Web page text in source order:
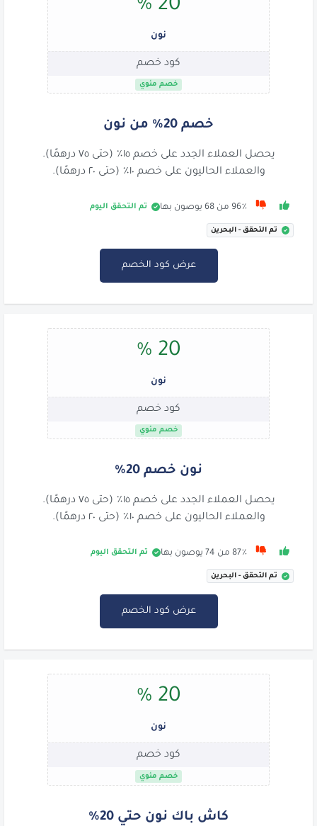
20 %
نون
كود خصم
خصم مئوي
خصم 20% من نون
يحصل العملاء الجدد على خصم ١٥٪ (حتى ٧٥ درهمًا).
والعملاء الحاليون على خصم ١٠٪ (حتى ٢٠ درهمًا).
96٪ من 68 يوصون بها تم التحقق اليوم
تم التحقق - البحرين
عرض كود الخصم
20 %
نون
كود خصم
خصم مئوي
نون خصم 20%
يحصل العملاء الجدد على خصم ١٥٪ (حتى ٧٥ درهمًا).
والعملاء الحاليون على خصم ١٠٪ (حتى ٢٠ درهمًا).
87٪ من 74 يوصون بها تم التحقق اليوم
تم التحقق - البحرين
عرض كود الخصم
20 %
نون
كود خصم
خصم مئوي
كاش باك نون حتي 20%